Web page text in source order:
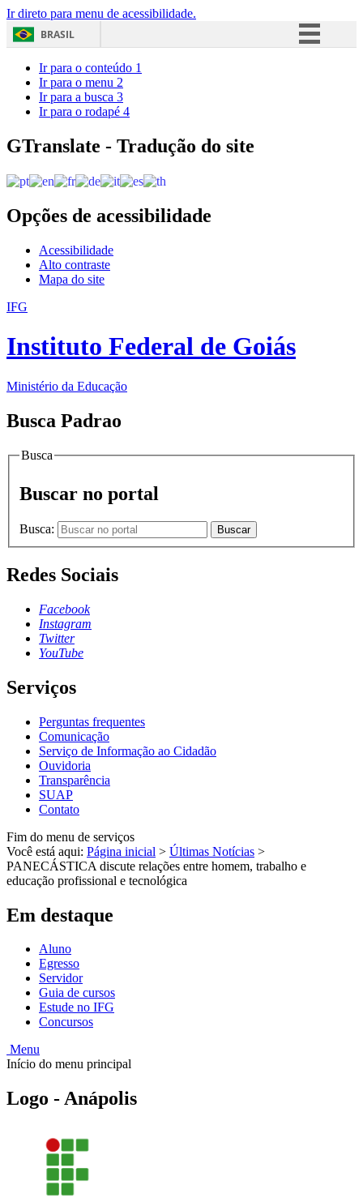
Ir direto para menu de acessibilidade.
BRASIL
Acesso à informação
Ir para o conteúdo 1
Ir para o menu 2
Ir para a busca 3
Ir para o rodapé 4
GTranslate - Tradução do site
Opções de acessibilidade
Acessibilidade
Alto contraste
Mapa do site
IFG
Instituto Federal de Goiás
Ministério da Educação
Busca Padrao
Busca
Buscar no portal
Busca: Buscar
Redes Sociais
Facebook
Instagram
Twitter
YouTube
Serviços
Perguntas frequentes
Comunicação
Serviço de Informação ao Cidadão
Ouvidoria
Transparência
SUAP
Contato
Fim do menu de serviços
Você está aqui: Página inicial > Últimas Notícias >
PANECÁSTICA discute relações entre homem, trabalho e
educação profissional e tecnológica
Em destaque
Aluno
Egresso
Servidor
Guia de cursos
Estude no IFG
Concursos
Menu
Início do menu principal
Logo - Anápolis